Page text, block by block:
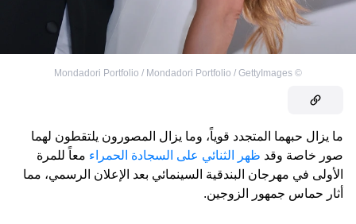
©
Mondadori Portfolio / Mondadori Portfolio / GettyImages
ما يزال حبهما المتجدد قوياً، وما يزال المصورون يلتقطون لهما
صور خاصة وقد ظهر الثنائي على السجادة الحمراء معاً للمرة
الأولى في مهرجان البندقية السينمائي بعد الإعلان الرسمي، مما
أثار حماس جمهور الزوجين.